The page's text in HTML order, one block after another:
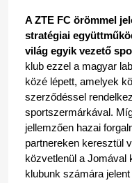
A ZTE FC örömmel
stratégiai
világ egyik vezető
klub ezzel a magyar
közé lépett, amelyek
szerződéssel
sportszermárkával.
jellemzően hazai
partnereken keresztül
közvetlenül a Jomával
klubunk számára